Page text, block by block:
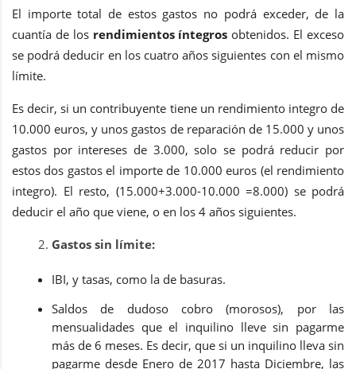
El importe total de estos gastos no podrá exceder, de la
cuantía de los rendimientos íntegros obtenidos. El exceso
se podrá deducir en los cuatro años siguientes con el mismo
límite.
Es decir, si un contribuyente tiene un rendimiento integro de
10.000 euros, y unos gastos de reparación de 15.000 y unos
gastos por intereses de 3.000, solo se podrá reducir por
estos dos gastos el importe de 10.000 euros (el rendimiento
integro). El resto, (15.000+3.000-10.000 =8.000) se podrá
deducir el año que viene, o en los 4 años siguientes.
Gastos sin límite:
IBI, y tasas, como la de basuras.
Saldos de dudoso cobro (morosos), por las
mensualidades que el inquilino lleve sin pagarme
más de 6 meses. Es decir, que si un inquilino lleva sin
pagarme desde Enero de 2017 hasta Diciembre, las